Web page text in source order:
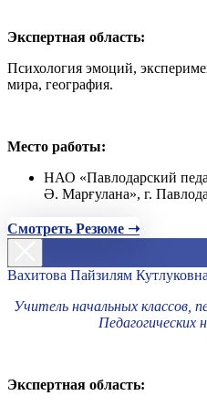
Экспертная область:
Психология эмоций,
мира, география.
Место работы:
НАО «Павлодарский
Ә. Марғулана», г.
Смотреть Резюме ➝
Вахитова Пайзилям Кутлуковна
Учитель начальных классов,
Педагогических
Экспертная область: